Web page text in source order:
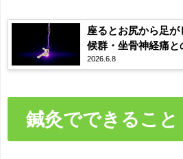
座るとお尻から足
候群・坐骨神経痛と
2026.6.8
鍼灸でできること